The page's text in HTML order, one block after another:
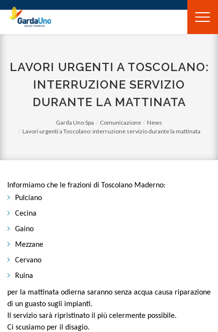
Gardauno
Spa
LAVORI URGENTI A TOSCOLANO:
INTERRUZIONE SERVIZIO
DURANTE LA MATTINATA
Garda Uno Spa Comunicazione
News
Lavori urgenti a Toscolano: interruzione servizio durante la mattinata
Informiamo che le frazioni di Toscolano Maderno:
Pulciano
Cecina
Gaino
Mezzane
Cervano
Ruina
per la mattinata odierna saranno senza acqua causa riparazione
di un guasto sugli impianti.
Il servizio sarà ripristinato il più celermente possibile.
Ci scusiamo per il disagio.